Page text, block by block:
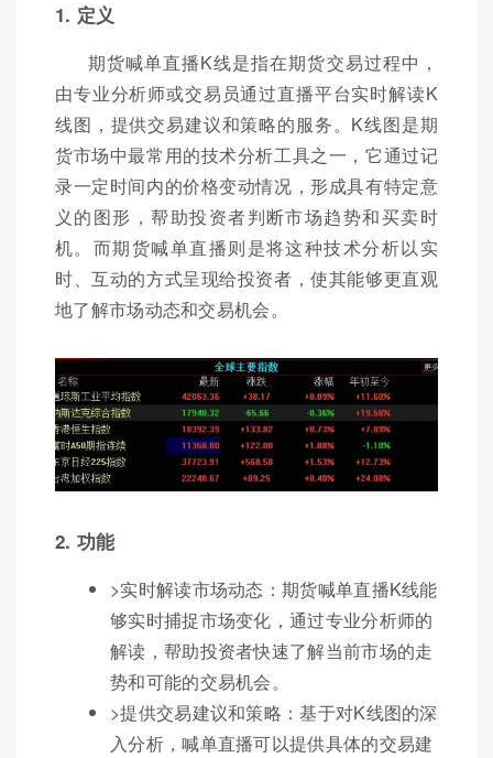
1. 定义
期货喊单直播K线是指在期货交易过程中，
由专业分析师或交易员通过直播平台实时解读K
线图，提供交易建议和策略的服务。K线图是期
货市场中最常用的技术分析工具之一，它通过记
录一定时间内的价格变动情况，形成具有特定意
义的图形，帮助投资者判断市场趋势和买卖时
机。而期货喊单直播则是将这种技术分析以实
时、互动的方式呈现给投资者，使其能够更直观
地了解市场动态和交易机会。
2. 功能
>实时解读市场动态：期货喊单直播K线能
够实时捕捉市场变化，通过专业分析师的
解读，帮助投资者快速了解当前市场的走
势和可能的交易机会。
>提供交易建议和策略：基于对K线图的深
入分析，喊单直播可以提供具体的交易建